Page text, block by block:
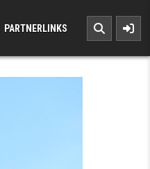
PARTNERLINKS